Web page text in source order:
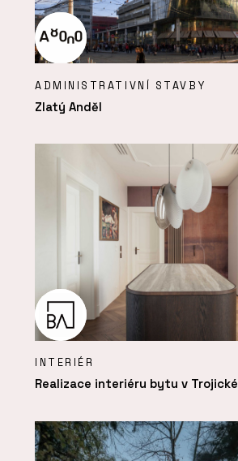
ADMINISTRATIVNÍ STAVBY
Zlatý Anděl
INTERIÉR
Realizace interiéru bytu v Trojické